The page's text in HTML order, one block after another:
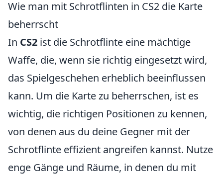
Wie man mit Schrotflinten in CS2 die Karte
beherrscht
In CS2 ist die Schrotflinte eine mächtige
Waffe, die, wenn sie richtig eingesetzt wird,
das Spielgeschehen erheblich beeinflussen
kann. Um die Karte zu beherrschen, ist es
wichtig, die richtigen Positionen zu kennen,
von denen aus du deine Gegner mit der
Schrotflinte effizient angreifen kannst. Nutze
enge Gänge und Räume, in denen du mit